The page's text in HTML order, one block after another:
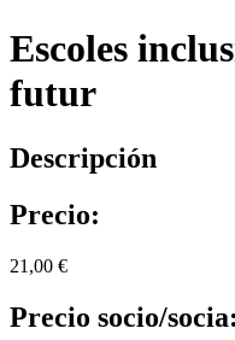
Escoles
futur
Descripción
Precio:
21,00 €
Precio socio/socia: